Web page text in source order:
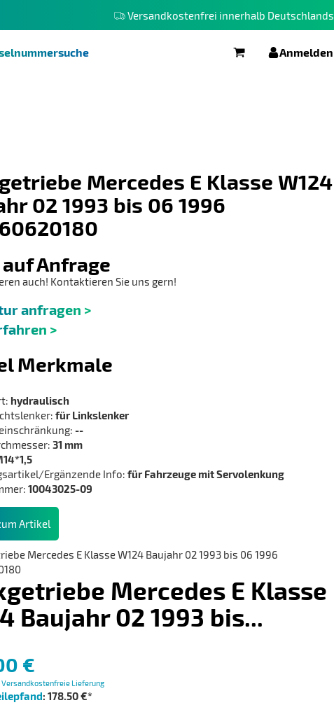
Versandkostenfrei innerhalb Deutschlands
WarenkorbAnmelden
Mercedes E Klasse W124
02 1993 bis 06 1996
Anfrage
auch! Kontaktieren Sie uns gern!
anfragen >
>
Merkmale
hydraulisch
für Linkslenker
--
31 mm
Ergänzende Info:für Fahrzeuge mit Servolenkung
10043025-09
Artikel
Mercedes E Klasse
Baujahr 02 1993 bis...
€
Versandkostenfreie Lieferung
: 178.50 €*